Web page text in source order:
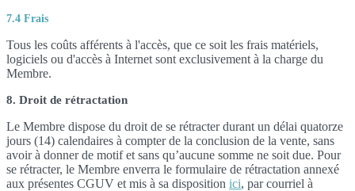
7.4 Frais
Tous les coûts afférents à l'accès, que ce soit les frais matériels,
logiciels ou d'accès à Internet sont exclusivement à la charge du
Membre.
8. Droit de rétractation
Le Membre dispose du droit de se rétracter durant un délai quatorze
jours (14) calendaires à compter de la conclusion de la vente, sans
avoir à donner de motif et sans qu’aucune somme ne soit due. Pour
se rétracter, le Membre enverra le formulaire de rétractation annexé
aux présentes CGUV et mis à sa disposition ici, par courriel à